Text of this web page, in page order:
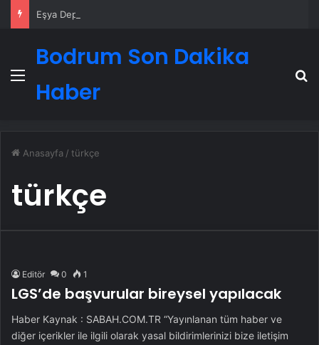
Eşya Depolama Rehberi
Menü
Bodrum Son Dakika
Haber
Anasayfa / türkçe
türkçe
Editör 0 1
LGS’de başvurular bireysel yapılacak
Haber Kaynak : SABAH.COM.TR “Yayınlanan tüm haber ve
diğer içerikler ile ilgili olarak yasal bildirimlerinizi bize iletişim